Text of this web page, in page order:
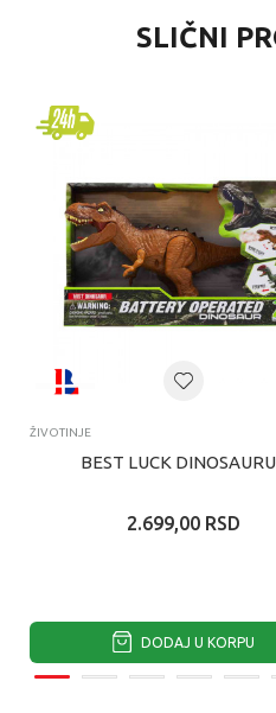
SLIČNI
ŽIVOTINJE
BEST LUCK
2.699,00 RSD
DODAJ U KORPU